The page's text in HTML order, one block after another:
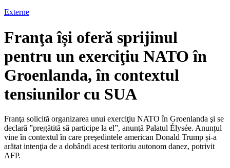
Externe
Franţa își oferă sprijinul
pentru un exerciţiu NATO în
Groenlanda, în contextul
tensiunilor cu SUA
Franţa solicită organizarea unui exerciţiu NATO în Groenlanda şi se
declară ”pregătită să participe la el”, anunţă Palatul Élysée. Anunțul
vine în contextul în care preşedintele american Donald Trump și-a
arătat intenţia de a dobândi acest teritoriu autonom danez, potrivit
AFP.